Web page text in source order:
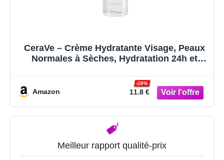
CeraVe – Crème Hydratante Visage, Peaux
Normales à Sèches, Hydratation 24h et
Acide Hyaluronique et Niacinamide, et
Céramides.
Amazon 11.8 €
-28%
Meilleur rapport qualité-prix